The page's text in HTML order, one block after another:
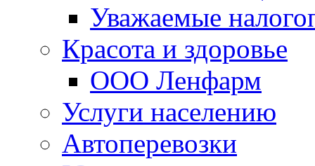
Уважаемые
Красота и здоровье
ООО Ленфарм
Услуги населению
Автоперевозки